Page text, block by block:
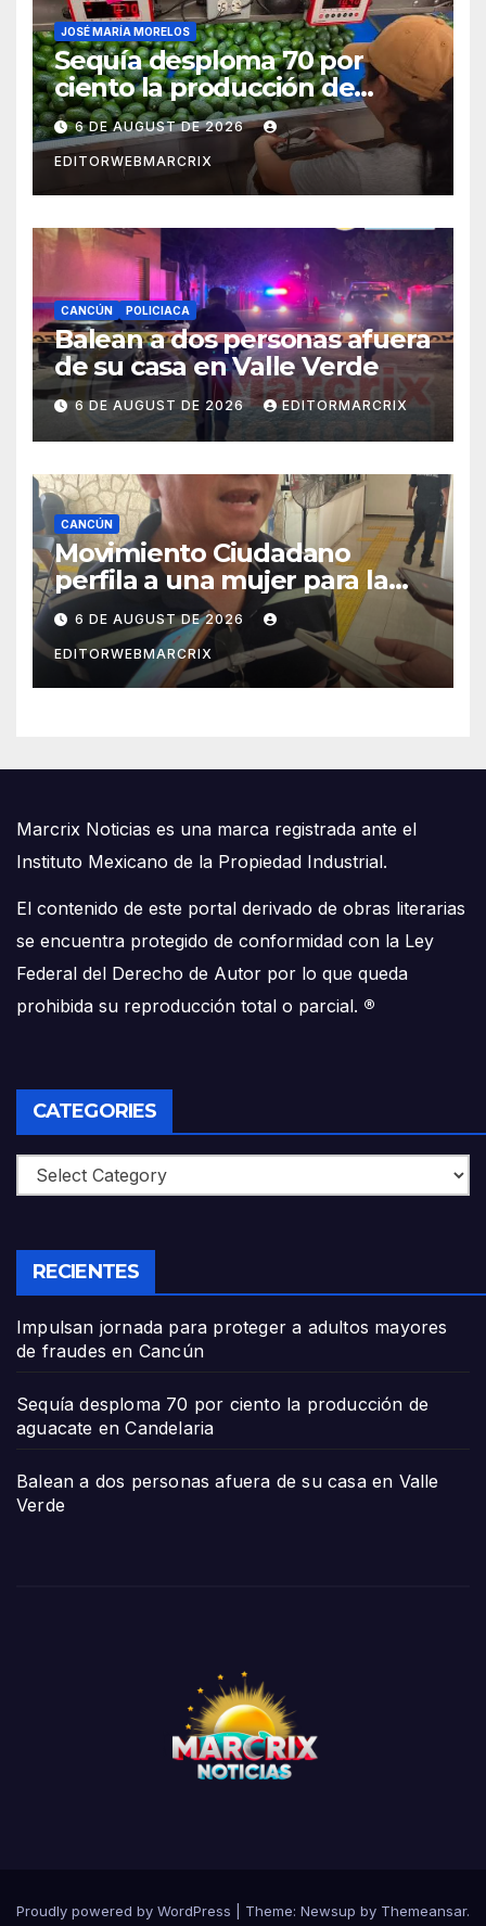
JOSÉ MARÍA MORELOS
Sequía desploma 70 por
ciento la producción de
aguacate en Candelaria
6 DE AUGUST DE 2026
EDITORWEBMARCRIX
CANCÚN POLICIACA
Balean a dos personas afuera
de su casa en Valle Verde
6 DE AUGUST DE 2026 EDITORMARCRIX
CANCÚN
Movimiento Ciudadano
perfila a una mujer para la
candidatura en Cancún
6 DE AUGUST DE 2026
EDITORWEBMARCRIX
Marcrix Noticias es una marca registrada ante el
Instituto Mexicano de la Propiedad Industrial.
El contenido de este portal derivado de obras literarias
se encuentra protegido de conformidad con la Ley
Federal del Derecho de Autor por lo que queda
prohibida su reproducción total o parcial. ®
CATEGORIES
Categories
RECIENTES
Impulsan jornada para proteger a adultos mayores
de fraudes en Cancún
Sequía desploma 70 por ciento la producción de
aguacate en Candelaria
Balean a dos personas afuera de su casa en Valle
Verde
Proudly powered by WordPress Theme: Newsup by Themeansar.